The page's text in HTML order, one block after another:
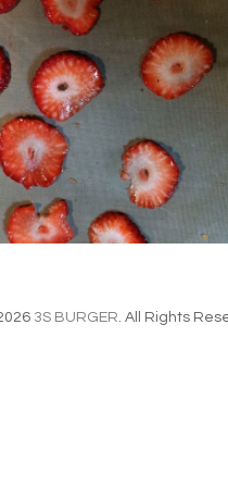
3S BURGER. All Rights